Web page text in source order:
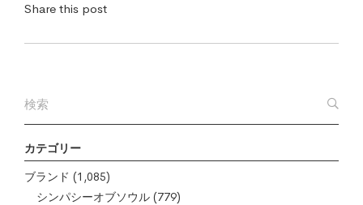
カテゴリー
ブランド (1,085)
シンパシーオブソウル (779)
Share this post